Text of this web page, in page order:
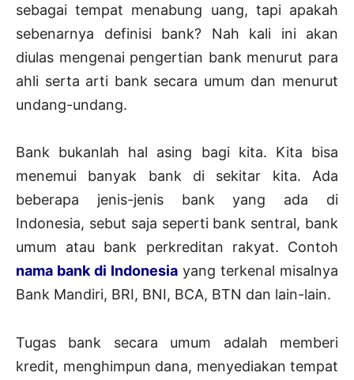
sebagai tempat menabung uang, tapi apakah
sebenarnya definisi bank? Nah kali ini akan
diulas mengenai pengertian bank menurut para
ahli serta arti bank secara umum dan menurut
undang-undang.
Bank bukanlah hal asing bagi kita. Kita bisa
menemui banyak bank di sekitar kita. Ada
beberapa jenis-jenis bank yang ada di
Indonesia, sebut saja seperti bank sentral, bank
umum atau bank perkreditan rakyat. Contoh
nama bank di Indonesia yang terkenal misalnya
Bank Mandiri, BRI, BNI, BCA, BTN dan lain-lain.
Tugas bank secara umum adalah memberi
kredit, menghimpun dana, menyediakan tempat